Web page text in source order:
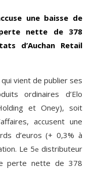
une baisse de
nette de 378
d’Auchan Retail
vient de publier ses
ordinaires d’Elo
et Oney), soit
accusent une
d’euros (+ 0,3% à
Le 5e distributeur
perte nette de 378